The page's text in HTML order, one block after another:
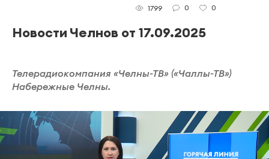
1799
0 0
Новости Челнов от 17.09.2025
Телерадиокомпания «Челны-ТВ» («Чаллы-ТВ»)
Набережные Челны.